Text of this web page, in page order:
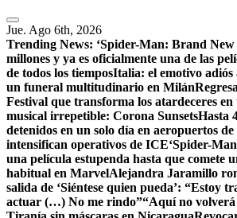
Jue. Ago 6th, 2026
Trending News: ‘Spider-Man: Brand New
millones y ya es oficialmente una de las
de todos los tiemposItalia: el emotivo adiós
un funeral multitudinario en Milán
Festival que transforma los atardeceres en
musical irrepetible: Corona SunsetsHasta
detenidos en un solo día en aeropuertos
intensifican operativos de ICE‘Spider-
una película estupenda hasta que comete
habitual en Marvel​Alejandra Jaramillo
salida de ‘Siéntese quien pueda’: “Estoy
actuar (…) No me rindo”“Aquí no volverá